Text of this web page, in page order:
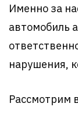
Именно за
автомобиль
нарушения,
Рассмотрим